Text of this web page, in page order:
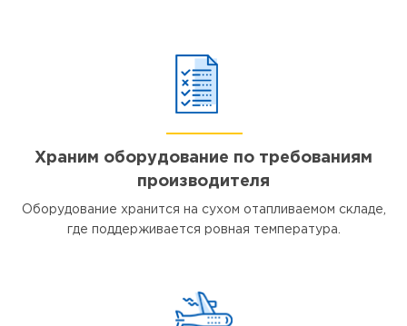
Храним оборудование по требованиям
производителя
Оборудование хранится на сухом отапливаемом складе,
где поддерживается ровная температура.